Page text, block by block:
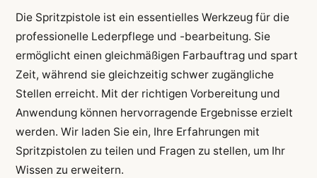
Die Spritzpistole ist ein essentielles Werkzeug für die
professionelle Lederpflege und -bearbeitung. Sie
ermöglicht einen gleichmäßigen Farbauftrag und spart
Zeit, während sie gleichzeitig schwer zugängliche
Stellen erreicht. Mit der richtigen Vorbereitung und
Anwendung können hervorragende Ergebnisse erzielt
werden. Wir laden Sie ein, Ihre Erfahrungen mit
Spritzpistolen zu teilen und Fragen zu stellen, um Ihr
Wissen zu erweitern.